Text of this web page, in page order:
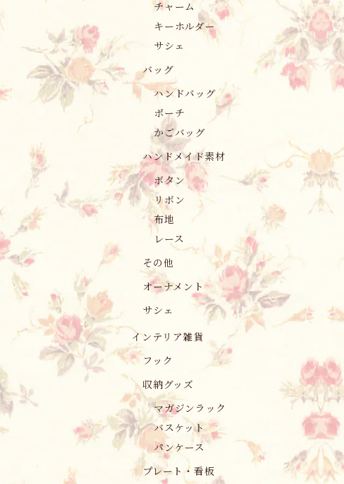
チャーム
キーホルダー
サシェ
バッグ
ハンドバッグ
ポーチ
かごバッグ
ハンドメイド素材
ボタン
リボン
布地
レース
その他
オーナメント
サシェ
インテリア雑貨
フック
収納グッズ
マガジンラック
バスケット
パンケース
プレート・看板